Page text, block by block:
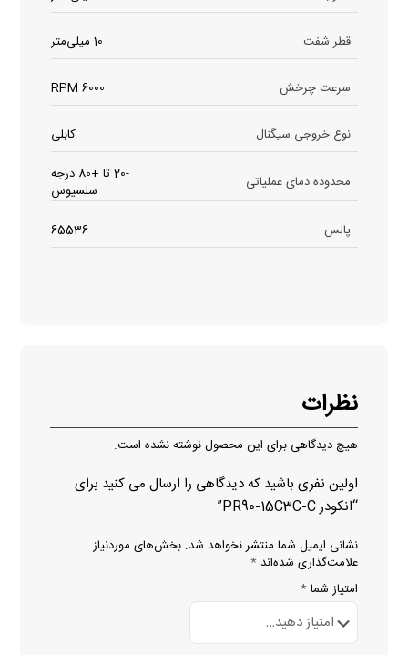
قطر شفت 10 میلی‌متر
سرعت چرخش 6000 RPM
نوع خروجی سیگنال کابلی
محدوده دمای عملیاتی
-20 تا +80 درجه
سلسیوس
پالس
65536
نظرات
هیچ دیدگاهی برای این محصول نوشته نشده است.
اولین نفری باشید که دیدگاهی را ارسال می کنید برای
“انکودر PR90-15C3C-C”
نشانی ایمیل شما منتشر نخواهد شد. بخش‌های موردنیاز
علامت‌گذاری شده‌اند *
امتیاز شما *